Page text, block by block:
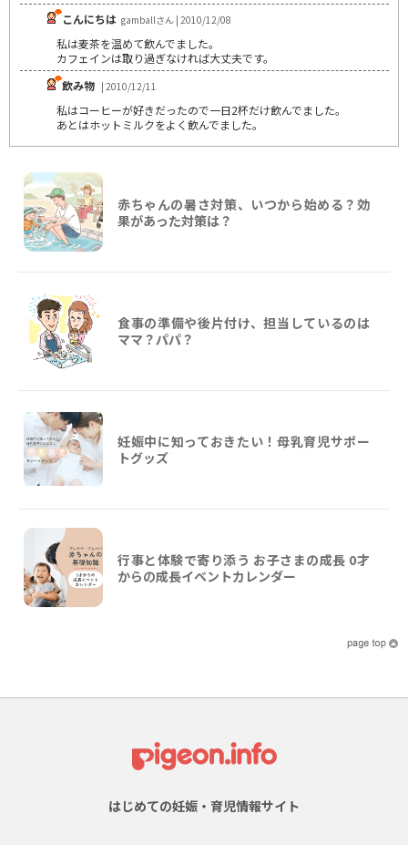
こんにちは gamballさん | 2010/12/08
私は麦茶を温めて飲んでました。
カフェインは取り過ぎなければ大丈夫です。
飲み物 | 2010/12/11
私はコーヒーが好きだったので一日2杯だけ飲んでました。
あとはホットミルクをよく飲んでました。
赤ちゃんの暑さ対策、いつから始める？効
果があった対策は？
食事の準備や後片付け、担当しているのは
ママ？パパ？
妊娠中に知っておきたい！母乳育児サポー
トグッズ
行事と体験で寄り添う お子さまの成長 0才
からの成長イベントカレンダー
はじめての妊娠・育児情報サイト